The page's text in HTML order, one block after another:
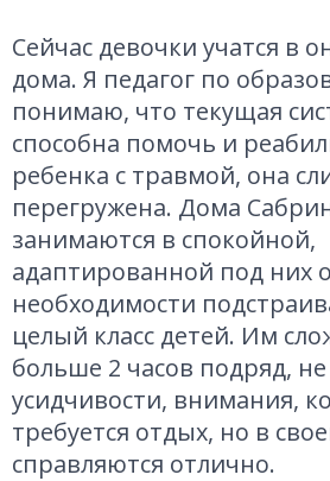
Сейчас девочки учатся в
дома. Я педагог по
понимаю, что текущая
способна помочь и
ребенка с травмой, она
перегружена. Дома
занимаются в спокойной,
адаптированной под них
необходимости
целый класс детей. Им
больше 2 часов подряд, не
усидчивости, внимания,
требуется отдых, но в
справляются отлично.